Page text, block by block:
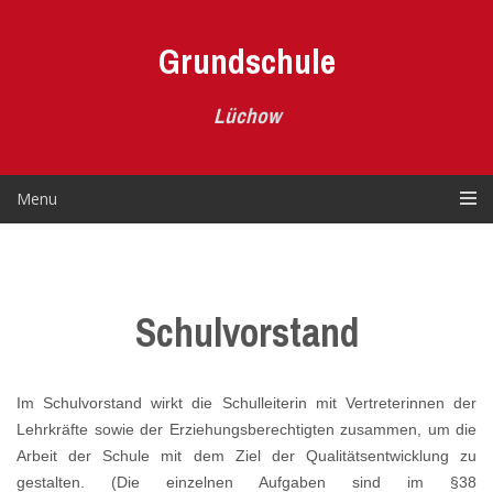
Grundschule
Lüchow
Menu
Schulvorstand
Im Schulvorstand wirkt die Schulleiterin mit Vertreterinnen der
Lehrkräfte sowie der Erziehungsberechtigten zusammen, um die
Arbeit der Schule mit dem Ziel der Qualitätsentwicklung zu
gestalten. (Die einzelnen Aufgaben sind im §38